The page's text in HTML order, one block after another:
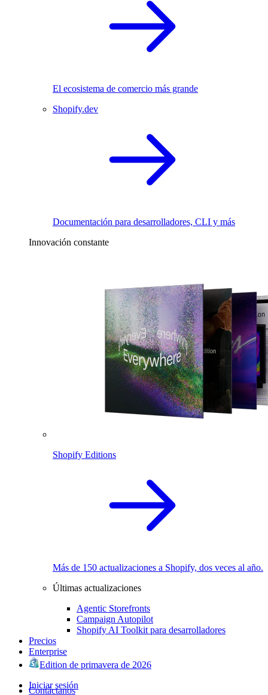
El ecosistema de comercio más grande
Shopify.dev
Documentación para desarrolladores, CLI y más
Innovación constante
Shopify Editions
Más de 150 actualizaciones a Shopify, dos veces al año.
Últimas actualizaciones
Agentic Storefronts
Campaign Autopilot
Shopify AI Toolkit para desarrolladores
Precios
Enterprise
Edition de primavera de 2026
Iniciar sesión
Contáctanos